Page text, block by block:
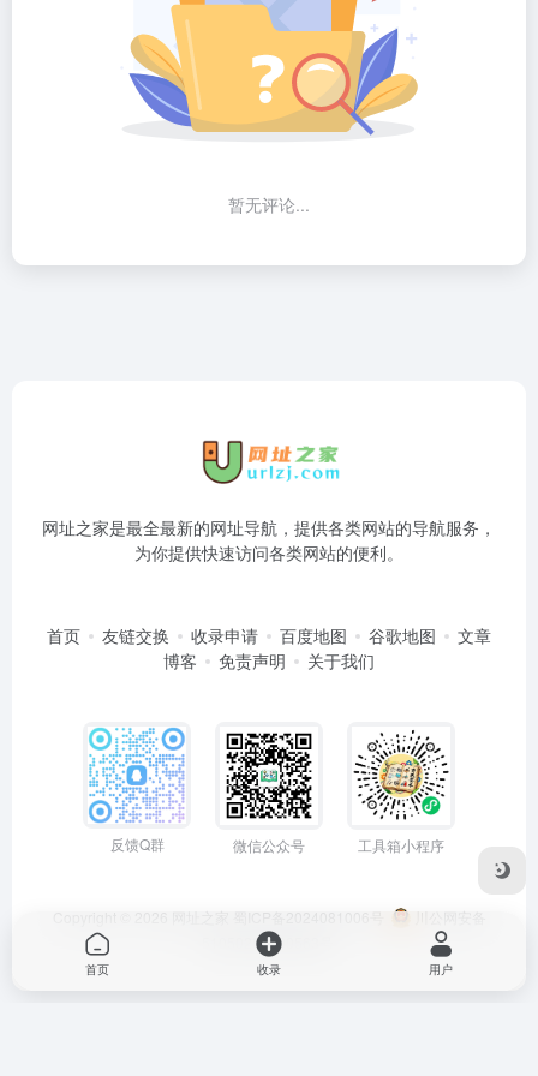
暂无评论...
网址之家是最全最新的网址导航，提供各类网站的导航服务，
为你提供快速访问各类网站的便利。
首页 友链交换 收录申请 百度地图 谷歌地图
文章
博客
免责声明 关于我们
反馈Q群 微信公众号 工具箱小程序
Copyright © 2026 网址之家 蜀ICP备2024081006号
川公网安备
51050202000563号
首页 收录 用户